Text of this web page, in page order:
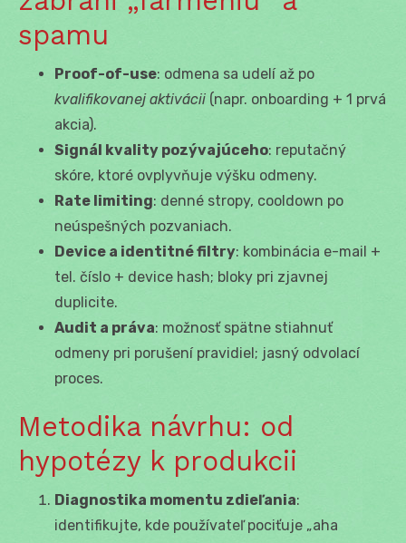
spamu
Proof-of-use: odmena sa udelí až po
kvalifikovanej aktivácii (napr. onboarding + 1 prvá
akcia).
Signál kvality pozývajúceho: reputačný
skóre, ktoré ovplyvňuje výšku odmeny.
Rate limiting: denné stropy, cooldown po
neúspešných pozvaniach.
Device a identitné filtry: kombinácia e-mail +
tel. číslo + device hash; bloky pri zjavnej
duplicite.
Audit a práva: možnosť spätne stiahnuť
odmeny pri porušení pravidiel; jasný odvolací
proces.
Metodika návrhu: od
hypotézy k produkcii
Diagnostika momentu zdieľania:
identifikujte, kde používateľ pociťuje „aha